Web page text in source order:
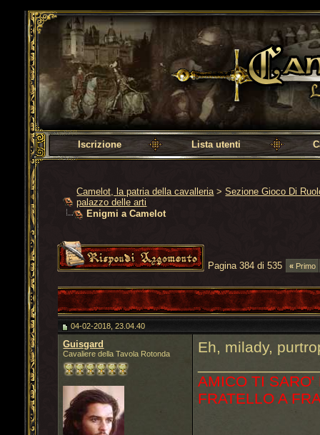
Camelot, la patria della cavalleria
Iscrizione Lista utenti
Camelot, la patria della cavalleria >Sezione Gioco Di
palazzo delle arti
Enigmi a Camelot
Pagina 384 di 535 « Primo
04-02-2018, 23.04.40
Guisgard
Cavaliere della Tavola Rotonda
Eh, milady,
AMICO TI SARO'
FRATELLO A